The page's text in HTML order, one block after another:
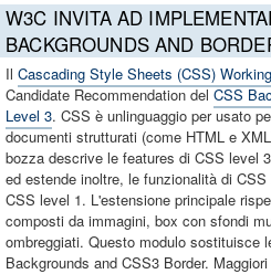
W3C INVITA AD
BACKGROUNDS AND
Il Cascading Style Sheets (CSS)
Candidate Recommendation delCSS
Level 3. CSS è unlinguaggio per usato
documenti strutturati (come HTML e
bozza descrive le features di CSS level
ed estende inoltre, le funzionalità di
CSS level 1. L'estensione principale
composti da immagini, box con sfondi
ombreggiati. Questo modulo sostituisce
Backgrounds and CSS3 Border.